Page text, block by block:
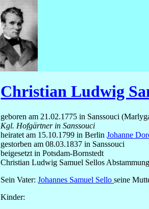
Christian Ludwig
geboren am 21.02.1775 in Sanssouci
Kgl. Hofgärtner in Sanssouci
heiratet am 15.10.1799 in BerlinJohanne
gestorben am 08.03.1837 in Sanssouci
beigesetzt in Potsdam-Bornstedt
Christian Ludwig Samuel Sellos
Sein Vater:Johannes Samuel Selloseine
Kinder: